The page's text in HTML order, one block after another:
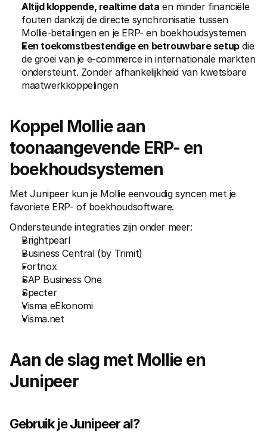
Altijd kloppende, realtime data en minder financiële
fouten dankzij de directe synchronisatie tussen
Mollie-betalingen en je ERP- en boekhoudsystemen
Een toekomstbestendige en betrouwbare setup die
de groei van je e-commerce in internationale markten
ondersteunt. Zonder afhankelijkheid van kwetsbare
maatwerkkoppelingen
Koppel Mollie aan
toonaangevende ERP- en
boekhoudsystemen
Met Junipeer kun je Mollie eenvoudig syncen met je
favoriete ERP- of boekhoudsoftware.
Ondersteunde integraties zijn onder meer:
Brightpearl
Business Central (by Trimit)
Fortnox
SAP Business One
Specter
Visma eEkonomi
Visma.net
Aan de slag met Mollie en
Junipeer
Gebruik je Junipeer al?